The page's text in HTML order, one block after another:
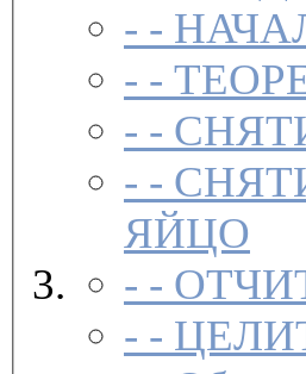
- -
- -
- -
- -
ЯЙЦО
- -
- -